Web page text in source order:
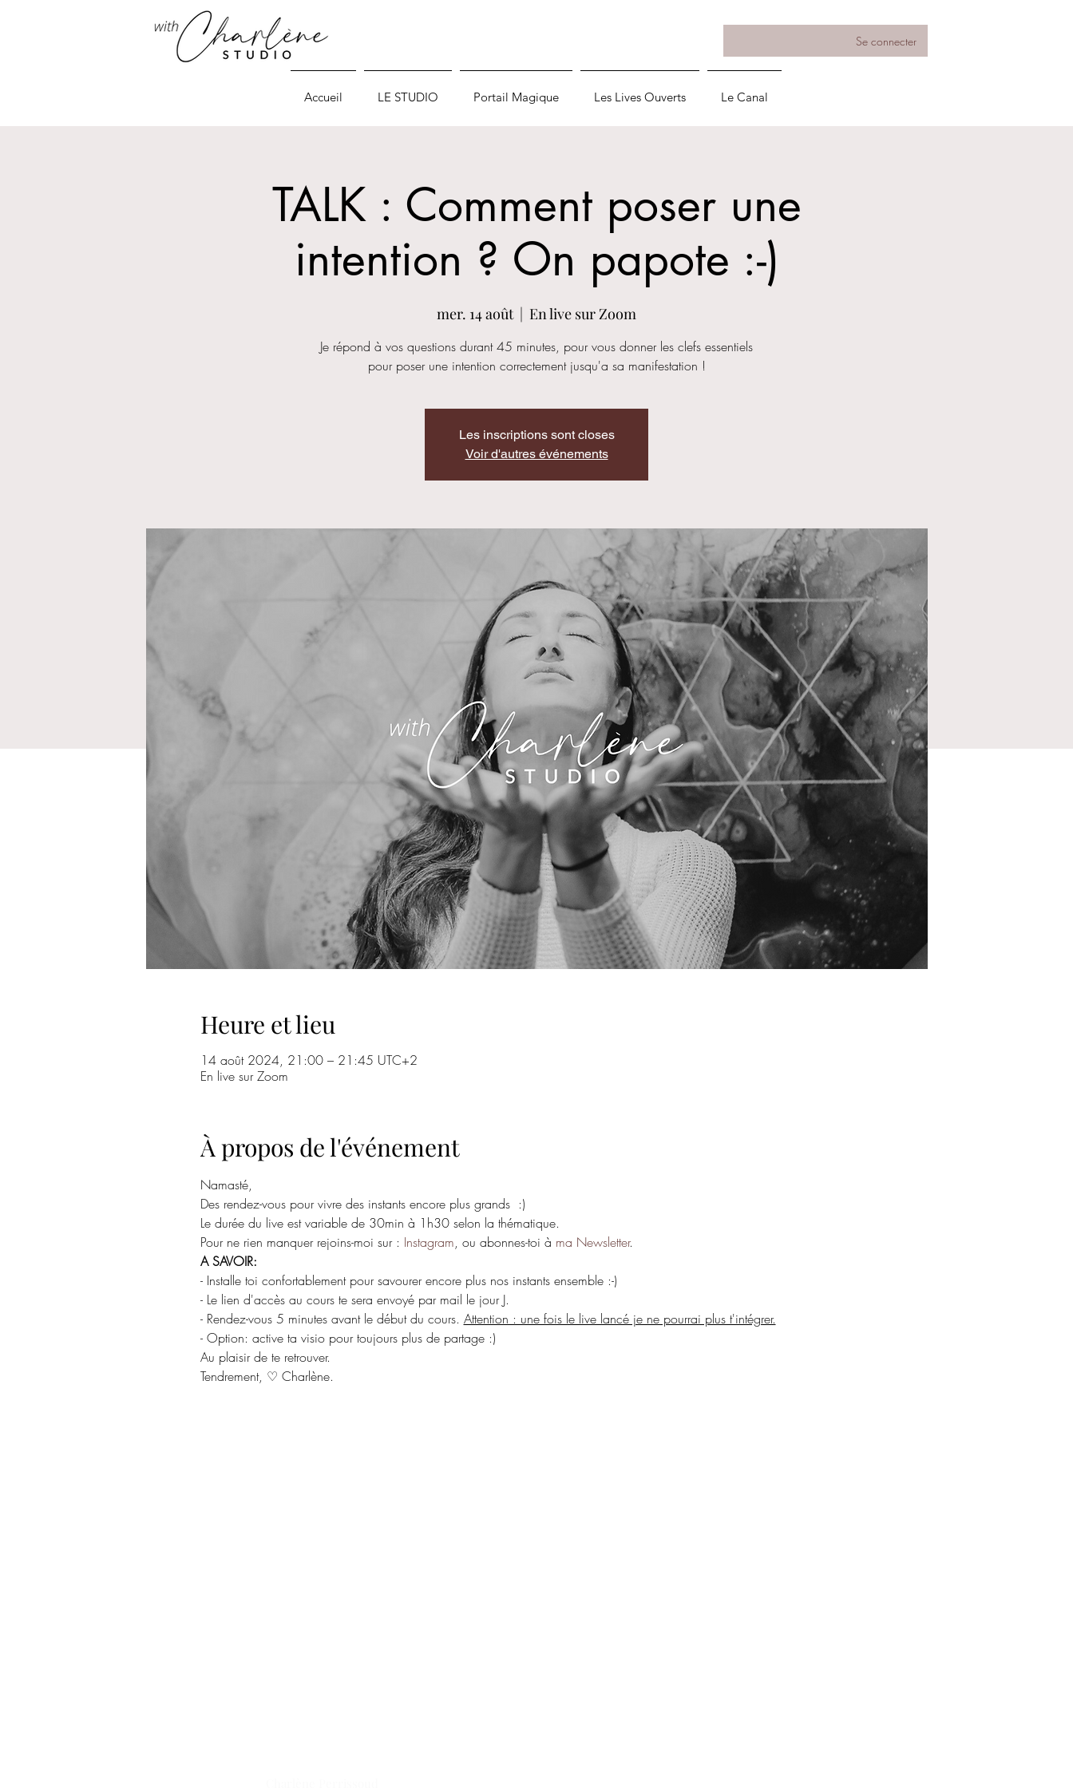
Accueil LE STUDIO Portail Magique Les Lives Ouverts Le Canal
Se connecter
TALK : Comment poser une
intention ? On papote :-)
mer. 14 août
  |
En live sur Zoom
Je répond à vos questions durant 45 minutes, pour vous donner les clefs essentiels
pour poser une intention correctement jusqu'a sa manifestation !
Les inscriptions sont closes
Voir d'autres événements
Heure et lieu
14 août 2024, 21:00 – 21:45 UTC+2
En live sur Zoom
À propos de l'événement
Namasté,
Des rendez-vous pour vivre des instants encore plus grands  :)
Le durée du live est variable de 30min à 1h30 selon la thématique.
Pour ne rien manquer rejoins-moi sur : Instagram, ou abonnes-toi à ma Newsletter.
A SAVOIR:
- Installe toi confortablement pour savourer encore plus nos instants ensemble :-)
- Le lien d'accès au cours te sera envoyé par mail le jour J.
- Rendez-vous 5 minutes avant le début du cours. Attention : une fois le live lancé je ne pourrai plus t'intégrer.
- Option: active ta visio pour toujours plus de partage :)
Au plaisir de te retrouver.
Tendrement, ♡ Charlène.